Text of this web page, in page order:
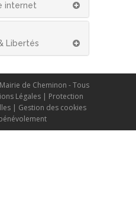
internet
Libertés
de Cheminon - Tous
Légales| Protection
| Gestion des cookies